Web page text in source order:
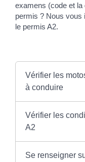
examens (code et la
permis ? Nous vous
le permis A2.
Vérifier les
à conduire
Vérifier les
A2
Se renseigner